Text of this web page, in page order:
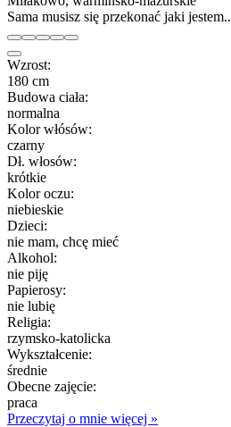
Sama musisz się przekonać jaki jestem..
Wzrost:
180 cm
Budowa ciała:
normalna
Kolor włósów:
czarny
Dł. włosów:
krótkie
Kolor oczu:
niebieskie
Dzieci:
nie mam, chcę mieć
Alkohol:
nie piję
Papierosy:
nie lubię
Religia:
rzymsko-katolicka
Wykształcenie:
średnie
Obecne zajęcie:
praca
Przeczytaj o mnie więcej »